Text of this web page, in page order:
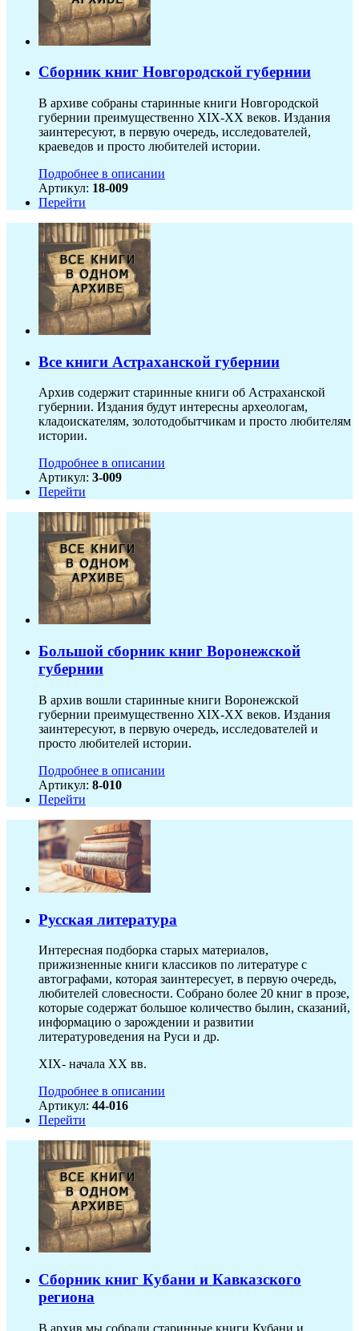
Сборник книг Новгородской губернии
В архиве собраны старинные книги Новгородской
губернии преимущественно XIX-ХХ веков. Издания
заинтересуют, в первую очередь, исследователей,
краеведов и просто любителей истории.
Подробнее в описании
Артикул: 18-009
Перейти
Все книги Астраханской губернии
Архив содержит старинные книги об Астраханской
губернии. Издания будут интересны археологам,
кладоискателям, золотодобытчикам и просто любителям
истории.
Подробнее в описании
Артикул: 3-009
Перейти
Большой сборник книг Воронежской
губернии
В архив вошли старинные книги Воронежской
губернии преимущественно XIX-ХХ веков. Издания
заинтересуют, в первую очередь, исследователей и
просто любителей истории.
Подробнее в описании
Артикул: 8-010
Перейти
Русская литература
Интересная подборка старых материалов,
прижизненные книги классиков по литературе с
автографами, которая заинтересует, в первую очередь,
любителей словесности. Собрано более 20 книг в прозе,
которые содержат большое количество былин, сказаний,
информацию о зарождении и развитии
литературоведения на Руси и др.
XIX- начала XX вв.
Подробнее в описании
Артикул: 44-016
Перейти
Сборник книг Кубани и Кавказского
региона
В архив мы собрали старинные книги Кубани и